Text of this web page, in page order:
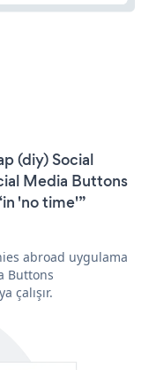
(diy) Social
Media Buttons
'no time'”
abroad uygulama
Buttons
çalışır.